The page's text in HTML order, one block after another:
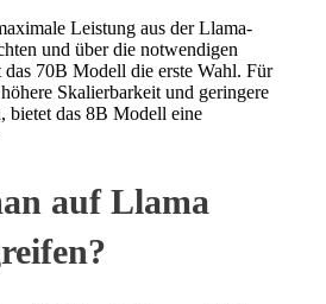
Leistung aus der Llama-
und über die notwendigen
das 70B Modell die erste Wahl. Für
Skalierbarkeit und geringere
bietet das 8B Modell eine
auf Llama